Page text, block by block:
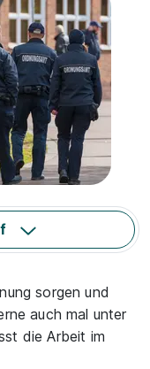
sorgen und
auch mal unter
die Arbeit im